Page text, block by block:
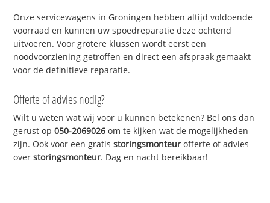
Onze servicewagens in Groningen hebben altijd voldoende
voorraad en kunnen uw spoedreparatie deze ochtend
uitvoeren. Voor grotere klussen wordt eerst een
noodvoorziening getroffen en direct een afspraak gemaakt
voor de definitieve reparatie.
Offerte of advies nodig?
Wilt u weten wat wij voor u kunnen betekenen? Bel ons dan
gerust op050-2069026 om te kijken wat de mogelijkheden
zijn. Ook voor een gratisstoringsmonteur offerte of advies
overstoringsmonteur. Dag en nacht bereikbaar!